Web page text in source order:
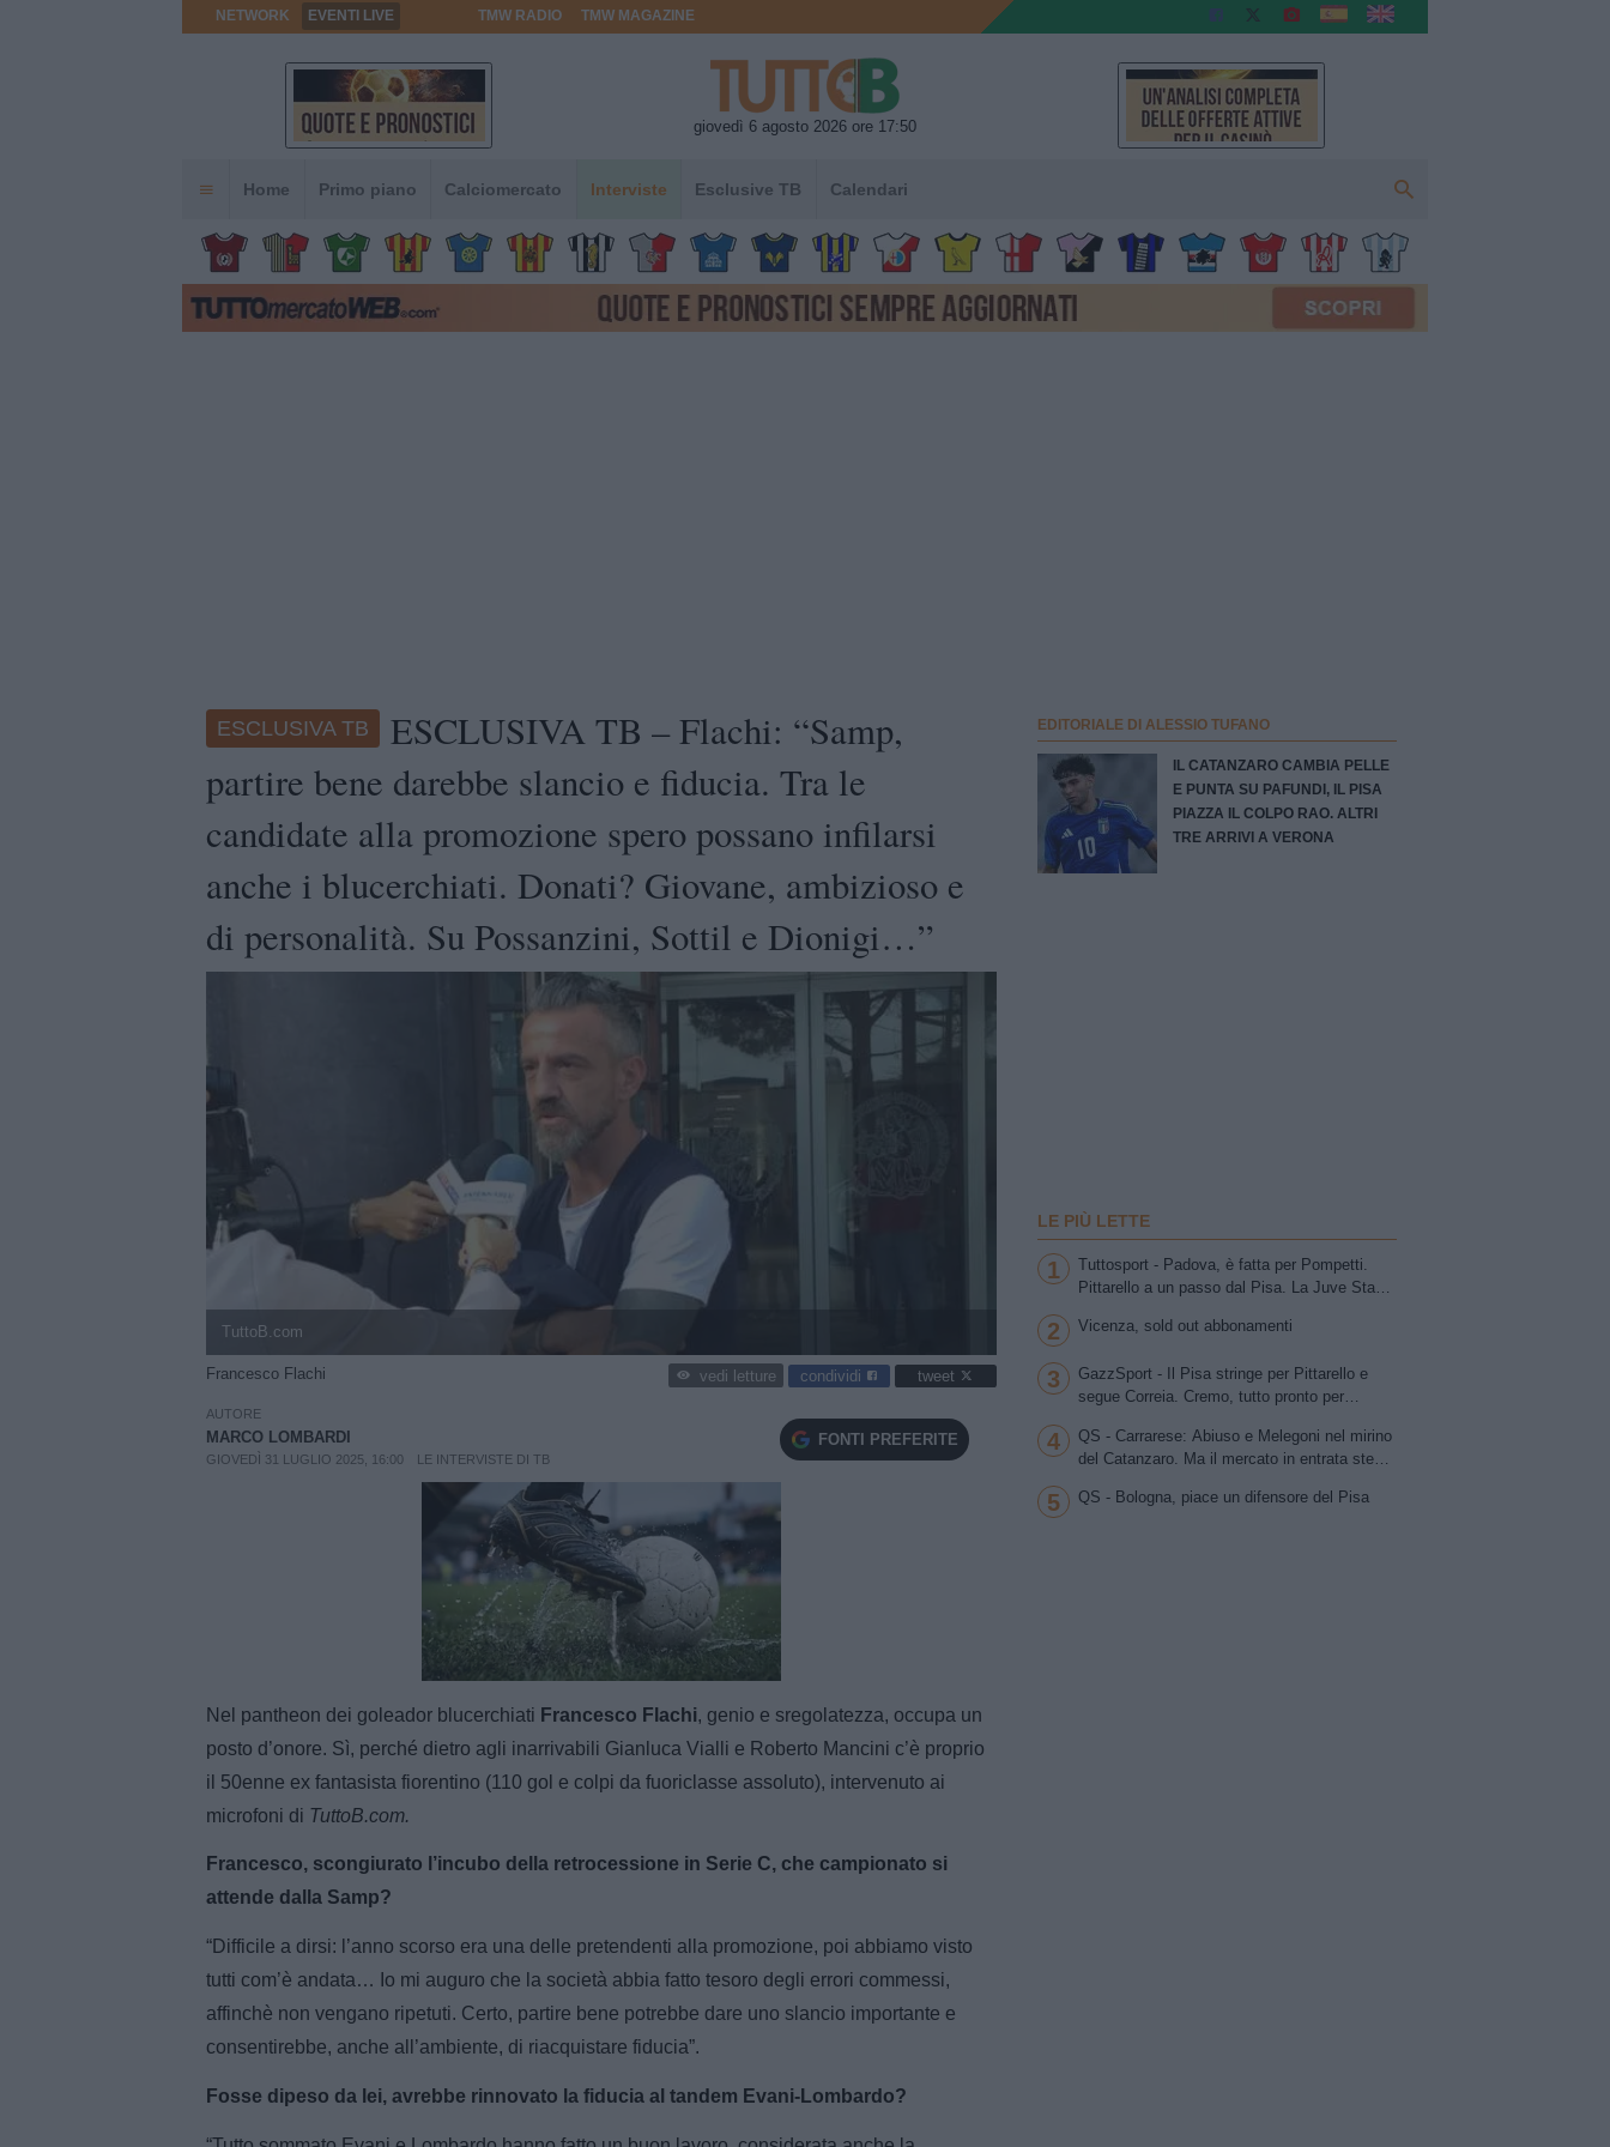
NETWORK EVENTI LIVE TMW RADIO TMW MAGAZINE
giovedì 6 agosto 2026 ore 17:50
Home Primo piano Calciomercato Interviste Esclusive TB Calendari
ESCLUSIVA TB
ESCLUSIVA TB – Flachi: “Samp,
partire bene darebbe slancio e fiducia. Tra le
candidate alla promozione spero possano infilarsi
anche i blucerchiati. Donati? Giovane, ambizioso e
di personalità. Su Possanzini, Sottil e Dionigi…”
TuttoB.com
Francesco Flachi vedi letture condividi tweet
AUTORE
MARCO LOMBARDI
GIOVEDÌ 31 LUGLIO 2025, 16:00 LE INTERVISTE DI TB
FONTI PREFERITE
Unmute
100.00%
Nel pantheon dei goleador blucerchiati Francesco Flachi, genio e sregolatezza, occupa un
posto d’onore. Sì, perché dietro agli inarrivabili Gianluca Vialli e Roberto Mancini c’è proprio
il 50enne ex fantasista fiorentino (110 gol e colpi da fuoriclasse assoluto), intervenuto ai
microfoni di TuttoB.com.
Francesco, scongiurato l’incubo della retrocessione in Serie C, che campionato si
attende dalla Samp?
“Difficile a dirsi: l’anno scorso era una delle pretendenti alla promozione, poi abbiamo visto
tutti com’è andata… Io mi auguro che la società abbia fatto tesoro degli errori commessi,
affinchè non vengano ripetuti. Certo, partire bene potrebbe dare uno slancio importante e
consentirebbe, anche all’ambiente, di riacquistare fiducia”.
Fosse dipeso da lei, avrebbe rinnovato la fiducia al tandem Evani-Lombardo?
EDITORIALE DI ALESSIO TUFANO
IL CATANZARO CAMBIA PELLE
E PUNTA SU PAFUNDI, IL PISA
PIAZZA IL COLPO RAO. ALTRI
TRE ARRIVI A VERONA
LE PIÙ LETTE
1
Tuttosport - Padova, è fatta per Pompetti.
Pittarello a un passo dal Pisa. La Juve Stabia
per la trequarti uno tra Chipperfield e Girma.
idea Antonini
2 Vicenza, sold out abbonamenti
3
GazzSport - Il Pisa stringe per Pittarello e
segue Correia. Cremo, tutto pronto per
portiere Vindahl
4
QS - Carrarese: Abiuso e Melegoni nel mirino
del Catanzaro. Ma il mercato in entrata stenta
5 QS - Bologna, piace un difensore del Pisa